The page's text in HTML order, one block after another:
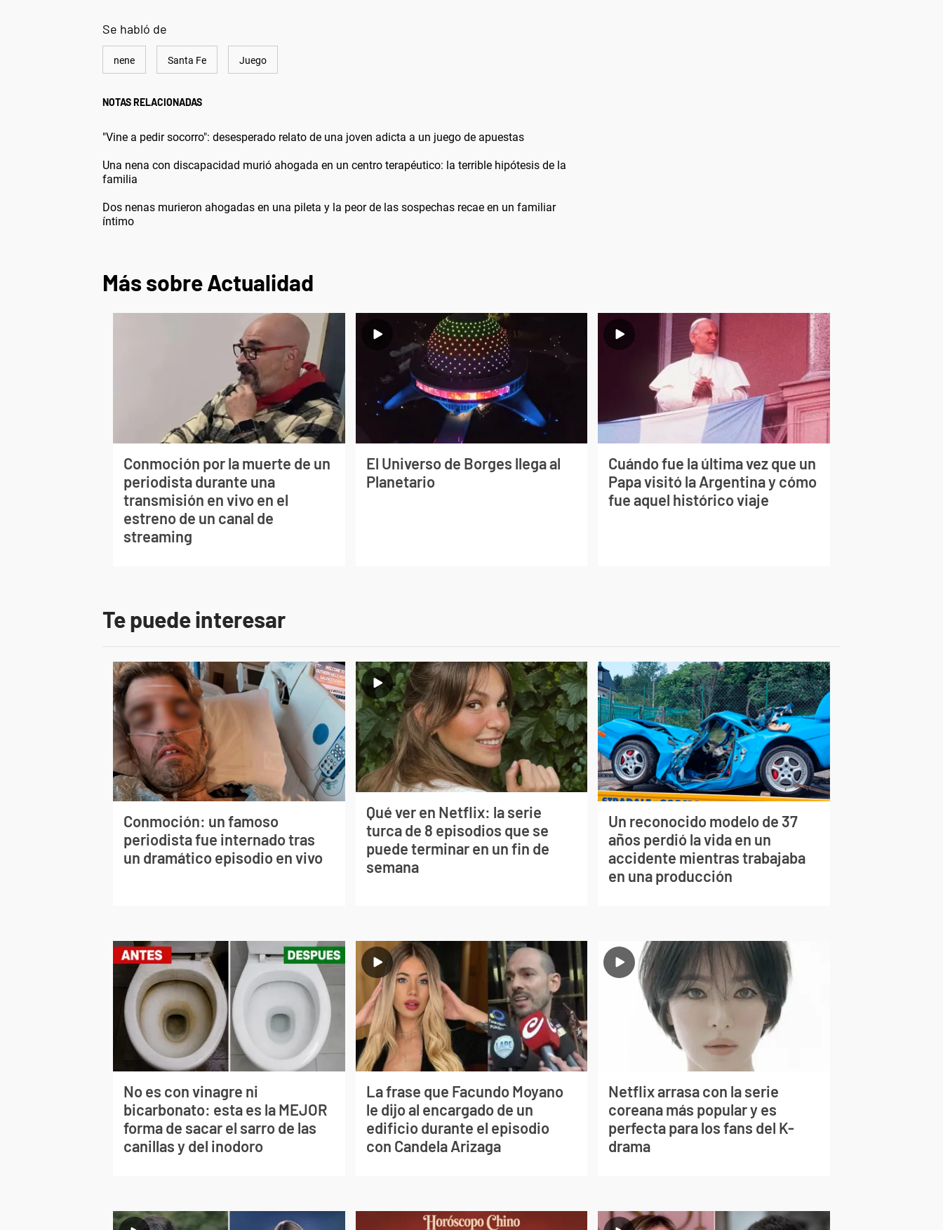
Se habló de
nene Santa Fe Juego
NOTAS RELACIONADAS
"Vine a pedir socorro": desesperado relato de una joven adicta a un juego de apuestas
Una nena con discapacidad murió ahogada en un centro terapéutico: la terrible hipótesis de la
familia
Dos nenas murieron ahogadas en una pileta y la peor de las sospechas recae en un familiar
íntimo
Más sobre Actualidad
Conmoción por la muerte de un
periodista durante una
transmisión en vivo en el
estreno de un canal de
streaming
El Universo de Borges llega al
Planetario
Cuándo fue la última vez que un
Papa visitó la Argentina y cómo
fue aquel histórico viaje
Te puede interesar
Conmoción: un famoso
periodista fue internado tras
un dramático episodio en vivo
Qué ver en Netflix: la serie
turca de 8 episodios que se
puede terminar en un fin de
semana
Un reconocido modelo de 37
años perdió la vida en un
accidente mientras trabajaba
en una producción
No es con vinagre ni
bicarbonato: esta es la MEJOR
forma de sacar el sarro de las
canillas y del inodoro
La frase que Facundo Moyano
le dijo al encargado de un
edificio durante el episodio
con Candela Arizaga
Netflix arrasa con la serie
coreana más popular y es
perfecta para los fans del K-
drama